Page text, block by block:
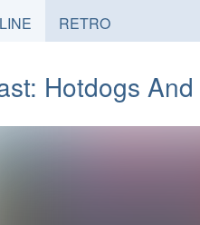
HRYRETROHRY
Hotdogs